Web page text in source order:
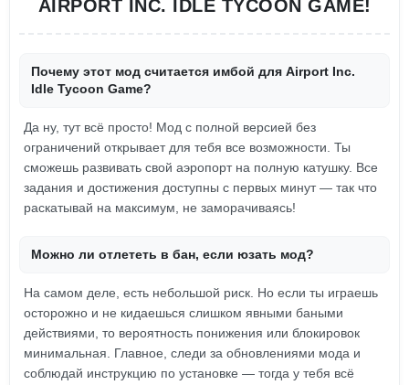
AIRPORT INC. IDLE TYCOON GAME!
Почему этот мод считается имбой для Airport Inc.
Idle Tycoon Game?
Да ну, тут всё просто! Мод с полной версией без
ограничений открывает для тебя все возможности. Ты
сможешь развивать свой аэропорт на полную катушку. Все
задания и достижения доступны с первых минут — так что
раскатывай на максимум, не заморачиваясь!
Можно ли отлететь в бан, если юзать мод?
На самом деле, есть небольшой риск. Но если ты играешь
осторожно и не кидаешься слишком явными баными
действиями, то вероятность понижения или блокировок
минимальная. Главное, следи за обновлениями мода и
соблюдай инструкцию по установке — тогда у тебя всё